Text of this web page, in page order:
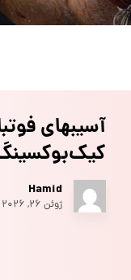
آسیبهای
Hamid
ژوئن ۲۶, ۲۰۲۶